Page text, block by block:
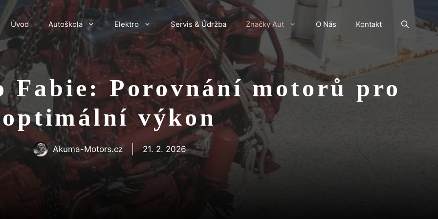
Úvod Autoškola Elektro Servis & Údržba Značky Aut O Nás Kontakt
Fabie: Porovnání motorů pro
optimální výkon
Akuma-Motors.cz 21. 2. 2026